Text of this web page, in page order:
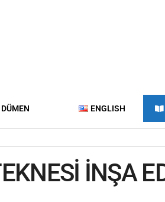
DÜMEN ENGLISH
İNŞA